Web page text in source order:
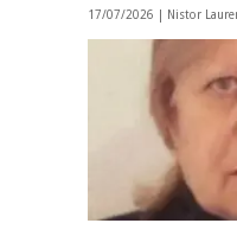
17/07/2026 | Nistor